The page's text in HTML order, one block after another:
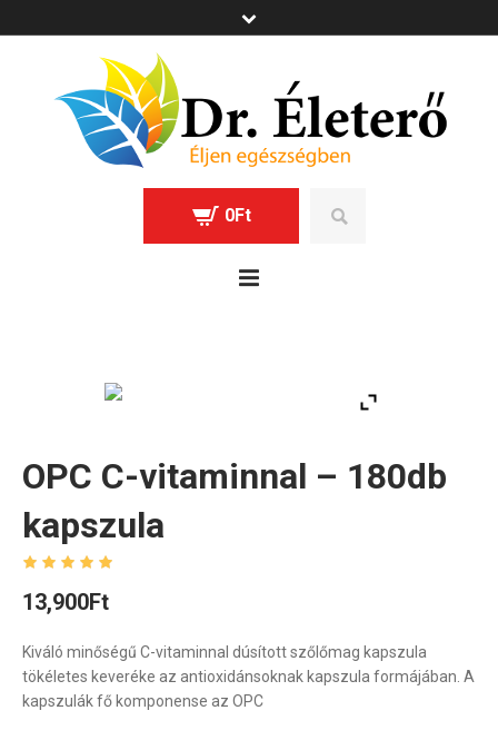
0Ft
OPC C-vitaminnal – 180db
kapszula
13,900Ft
Kiváló minőségű C-vitaminnal dúsított szőlőmag kapszula
tökéletes keveréke az antioxidánsoknak kapszula formájában. A
kapszulák fő komponense az OPC